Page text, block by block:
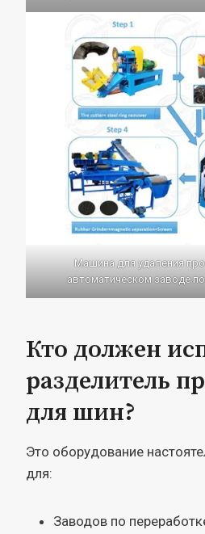
Машина для удаления
автоматическом заводе
Кто должен
разделитель
для шин?
Это оборудование
для:
Заводов по